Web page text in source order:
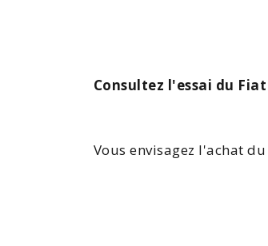
Consultez l'essai du
Vous envisagez l'achat du